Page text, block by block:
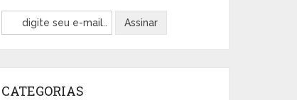
CATEGORIAS